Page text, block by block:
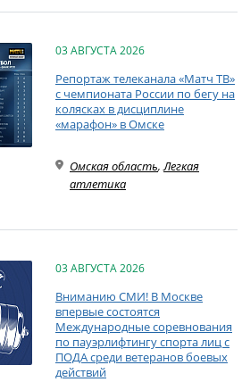
03 АВГУСТА 2026
Репортаж телеканала «Матч ТВ»
с чемпионата России по бегу на
колясках в дисциплине
«марафон» в Омске
Омская область,Легкая
атлетика
03 АВГУСТА 2026
Вниманию СМИ! В Москве
впервые состоятся
Международные соревнования
по пауэрлифтингу спорта лиц с
ПОДА среди ветеранов боевых
действий